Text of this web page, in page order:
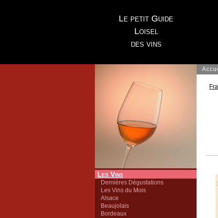
Le petit Guide
Loisel
des vins
Les Vins
Dernières Dégustations
Les Vins du Mois
Alsace
Beaujolais
Bordeaux